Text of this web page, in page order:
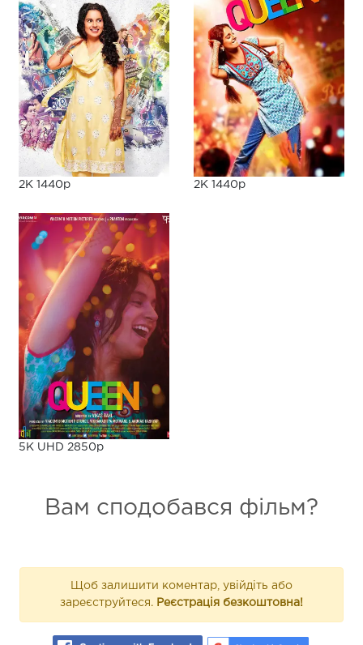
2K 1440p 2K 1440p
5K UHD 2850p
Вам сподобався фільм?
Щоб залишити коментар, увійдіть або
зареєструйтеся. Реєстрація безкоштовна!